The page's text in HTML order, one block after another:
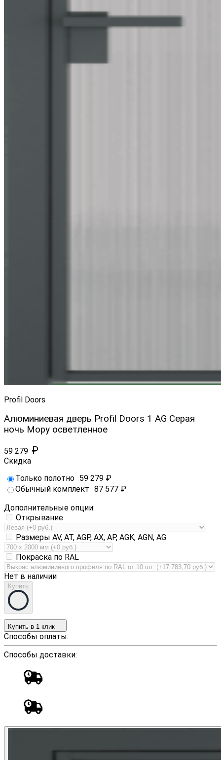
Profil Doors
Алюминиевая дверь Profil Doors 1 AG Серая
ночь Мору осветленное
59 279 ₽
Скидка
Только полотно 59 279 ₽
Обычный комплект 87 577 ₽
Дополнительные опции:
Открывание
Размеры AV, AT, AGP, AX, AP, AGK, AGN, AG
Покраска по RAL
Нет в наличии
Купить
Купить в 1 клик
Способы оплаты:
Способы доставки: